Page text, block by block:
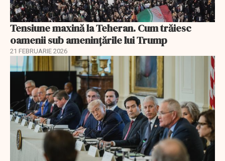
Tensiune maxină la Teheran. Cum trăiesc
oamenii sub amenințările lui Trump
21 FEBRUARIE 2026